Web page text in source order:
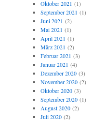
Oktober 2021 (1)
September 2021 (1)
Juni 2021 (2)
Mai 2021 (1)
April 2021 (1)
März 2021 (2)
Februar 2021 (3)
Januar 2021 (4)
Dezember 2020(3)
November 2020(2)
Oktober 2020(3)
September 2020(1)
August 2020(2)
Juli 2020(2)